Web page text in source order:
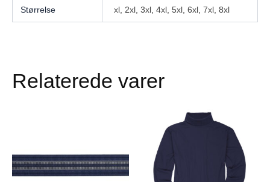
Størrelse xl, 2xl, 3xl, 4xl, 5xl, 6xl, 7xl, 8xl
Relaterede varer
varianter.
Mulighederne
har
flere
varianter.
Mulighederne